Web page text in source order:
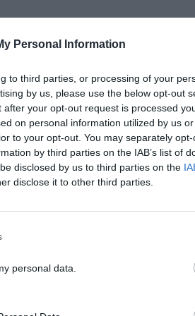
Personal Information
to third parties, or processing of your
by us, please use the below opt-out
your opt-out request is processed
on personal information utilized by us
to your opt-out. You may separately
by third parties on the IAB’s list of
disclosed by us to third parties on the
disclose it to other third parties.
personal data.
στις 21 Ιουλίου 2022, που
μέσω της
μεταξύ διαφόρων φορέων και
οργανισμούς, τοπικές
τη διάρκεια του συνεδρίου,
ενώ παρουσιάστηκαν
εφαρμογές και λύσεις
των πολιτιστικών πόρων. Με
προβολή της πολιτιστικής
και συζητήσεις πάνελ,
της τοπικής οικονομίας